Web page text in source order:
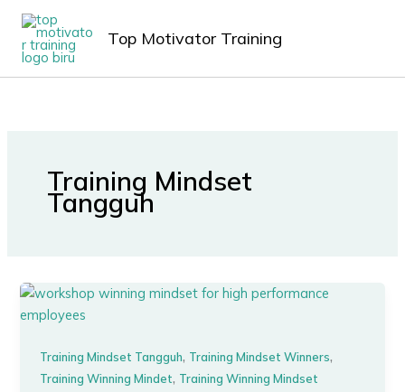
Lewati
konten
Top Motivator Training
Training Mindset
Tangguh
Training Mindset Tangguh, Training Mindset Winners,
Training Winning Mindet, Training Winning Mindset